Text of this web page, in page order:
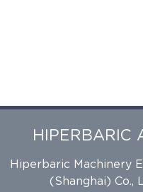
HIPERBARIC
Hiperbaric Machinery
(Shanghai) Co.,